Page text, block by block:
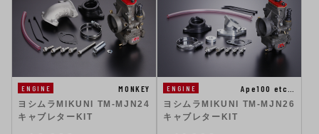
ENGINE
MONKEY
ヨシムラMIKUNI TM-MJN24
キャブレターKIT
ENGINE
Ape100 etc…
ヨシムラMIKUNI TM-MJN26
キャブレターKIT